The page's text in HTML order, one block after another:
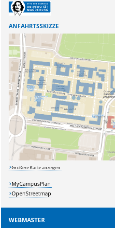
ANFAHRTSSKIZZE
Größere Karte anzeigen
MyCampusPlan
OpenStreetmap
WEBMASTER